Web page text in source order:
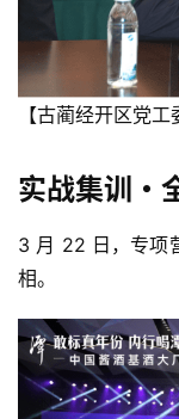
【古蔺经开区党
实战集训・
3 月 22 日，专项
相。